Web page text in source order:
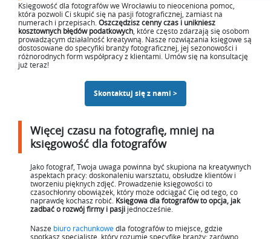
Księgowość dla fotografów we Wrocławiu to nieoceniona pomoc,
która pozwoli Ci skupić się na pasji fotograficznej, zamiast na
numerach i przepisach. Oszczędzisz cenny czas i unikniesz
kosztownych błędów podatkowych , które często zdarzają się osobom
prowadzącym działalność kreatywną. Nasze rozwiązania księgowe są
dostosowane do specyfiki branży fotograficznej, jej sezonowości i
różnorodnych form współpracy z klientami. Umów się na konsultację
już teraz!
Skontaktuj się z nami >
Więcej czasu na fotografię, mniej na
księgowość dla fotografów
Jako fotograf, Twoja uwaga powinna być skupiona na kreatywnych
aspektach pracy: doskonaleniu warsztatu, obsłudze klientów i
tworzeniu pięknych zdjęć. Prowadzenie księgowości to
czasochłonny obowiązek, który może odciągać Cię od tego, co
naprawdę kochasz robić. Księgowa dla fotografów to opcja, jak
zadbać o rozwój firmy i pasji jednocześnie.
Nasze biuro rachunkowedla fotografów to miejsce, gdzie
spotkasz specjalistę, który rozumie specyfikę branży: zarówno